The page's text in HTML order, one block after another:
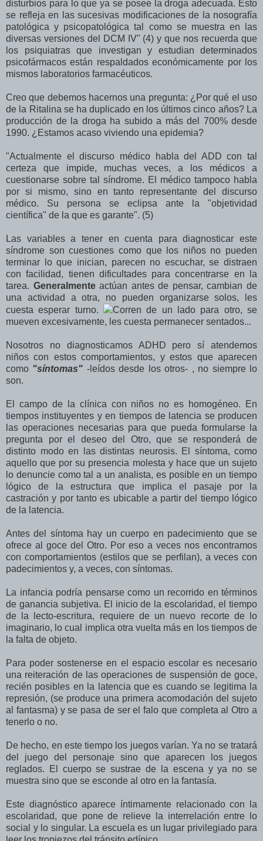
disturbios para lo que ya se posee la droga adecuada. Esto
se refleja en las sucesivas modificaciones de la nosografía
patológica y psicopatológica tal como se muestra en las
diversas versiones del DCM IV" (4) y que nos recuerda que
los psiquiatras que investigan y estudian determinados
psicofármacos están respaldados económicamente por los
mismos laboratorios farmacéuticos.
Creo que debemos hacernos una pregunta: ¿Por qué el uso
de la Ritalina se ha duplicado en los últimos cinco años? La
producción de la droga ha subido a más del 700% desde
1990. ¿Estamos acaso viviendo una epidemia?
"Actualmente el discurso médico habla del ADD con tal
certeza que impide, muchas veces, a los médicos a
cuestionarse sobre tal síndrome. El médico tampoco habla
por si mismo, sino en tanto representante del discurso
médico. Su persona se eclipsa ante la "objetividad
científica" de la que es garante". (5)
Las variables a tener en cuenta para diagnosticar este
síndrome son cuestiones como que los niños no pueden
terminar lo que inician, parecen no escuchar, se distraen
con facilidad, tienen dificultades para concentrarse en la
tarea. Generalmenteactúan antes de pensar, cambian de
una actividad a otra, no pueden organizarse solos, les
cuesta esperar turno.
Corren de un lado para otro, se
mueven excesivamente, les cuesta permanecer sentados...
Nosotros no diagnosticamos ADHD pero sí atendemos
niños con estos comportamientos, y estos que aparecen
como "síntomas" -leídos desde los otros- , no siempre lo
son.
El campo de la clínica con niños no es homogéneo. En
tiempos instituyentes y en tiempos de latencia se producen
las operaciones necesarias para que pueda formularse la
pregunta por el deseo del Otro, que se responderá de
distinto modo en las distintas neurosis. El síntoma, como
aquello que por su presencia molesta y hace que un sujeto
lo denuncie como tal a un analista, es posible en un tiempo
lógico de la estructura que implica el pasaje por la
castración y por tanto es ubicable a partir del tiempo lógico
de la latencia.
Antes del síntoma hay un cuerpo en padecimiento que se
ofrece al goce del Otro. Por eso a veces nos encontramos
con comportamientos (estilos que se perfilan), a veces con
padecimientos y, a veces, con síntomas.
La infancia podría pensarse como un recorrido en términos
de ganancia subjetiva. El inicio de la escolaridad, el tiempo
de la lecto-escritura, requiere de un nuevo recorte de lo
imaginario, lo cual implica otra vuelta más en los tiempos de
la falta de objeto.
Para poder sostenerse en el espacio escolar es necesario
una reiteración de las operaciones de suspensión de goce,
recién posibles en la latencia que es cuando se legitima la
represión, (se produce una primera acomodación del sujeto
al fantasma) y se pasa de ser el falo que completa al Otro a
tenerlo o no.
De hecho, en este tiempo los juegos varían. Ya no se tratará
del juego del personaje sino que aparecen los juegos
reglados. El cuerpo se sustrae de la escena y ya no se
muestra sino que se esconde al otro en la fantasía.
Este diagnóstico aparece íntimamente relacionado con la
escolaridad, que pone de relieve la interrelación entre lo
social y lo singular. La escuela es un lugar privilegiado para